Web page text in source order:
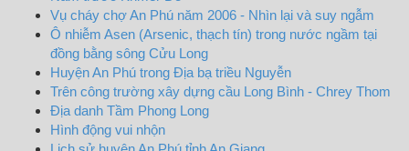
Vụ cháy chợ An Phú năm 2006 - Nhìn lại và suy ngẫm
Ô nhiễm Asen (Arsenic, thạch tín) trong nước ngầm tại
đồng bằng sông Cửu Long
Huyện An Phú trong Địa bạ triều Nguyễn
Trên công trường xây dựng cầu Long Bình - Chrey Thom
Địa danh Tầm Phong Long
Hình động vui nhộn